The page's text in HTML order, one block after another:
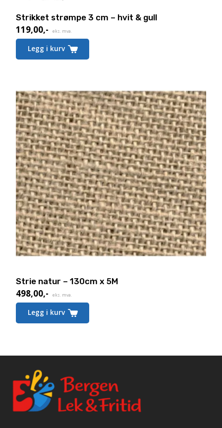
Strikket strømpe 3 cm – hvit & gull
119,00,- eks. mva.
Legg i kurv
Strie natur – 130cm x 5M
498,00,- eks. mva.
Legg i kurv